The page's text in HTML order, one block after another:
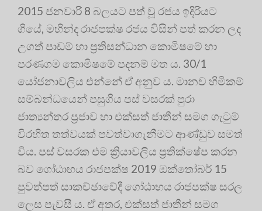
2015 ජනවාරි 8 බලයට පත් වූ රජය ඉදිරියට
ගියේ, මහින්ද රාජපක්ෂ රජය විසින් පත් කරන ලද
උගත් පාඩම් හා ප්‍රතිසන්ධාන කොමිෂමේ හා
පරණගම කොමිෂමේ පදනම් මත ය. 30/1
යෝජනාවලිය එන්නේ ඒ අනුව ය. මානව හිමිකම්
සම්බන්ධයෙන් පසුගිය පස් වසරක් පුරා
ජාත්‍යන්තර ප්‍රජාව හා එක්සත් ජාතීන් සමග ගැටුම්
විරහිත තත්වයක් පවත්වාගැනීමට ආණ්ඩුව සමත්
විය. පස් වසරක එම ක්‍රියාවලිය ප්‍රතික්ෂේප කරන
බව ගෝඨාභය රාජපක්ෂ 2019 ඔක්තෝබර් 15
පුවත්පත් සාකච්ඡාවේදී ගෝඨාභය රාජපක්ෂ සරල
ලෙස පැවසී ය. ඒ අතර, එක්සත් ජාතීන් සමග